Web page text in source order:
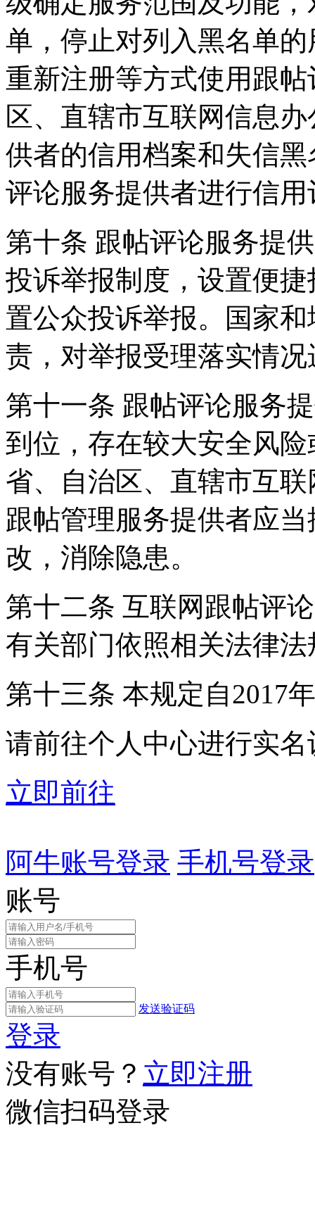
单，停止对列入黑名单
重新注册等方式使用跟
区、直辖市互联网信息
供者的信用档案和失信
评论服务提供者进行信用
第十条 跟帖评论服务提
投诉举报制度，设置便
置公众投诉举报。国家
责，对举报受理落实情
第十一条 跟帖评论服务
到位，存在较大安全风
省、自治区、直辖市互
跟帖管理服务提供者应
改，消除隐患。
第十二条 互联网跟帖评
有关部门依照相关法律
第十三条 本规定自2017
请前往个人中心进行实名
立即前往
阿牛账号登录 手机号登录
账号
手机号
发送验证码
登录
没有账号？ 立即注册
微信扫码登录